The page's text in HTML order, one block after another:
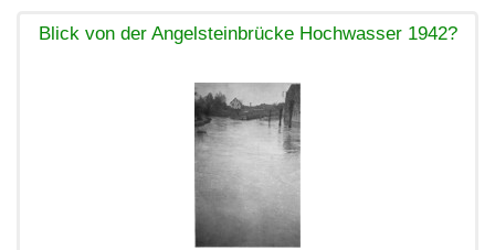
Blick von der Angelsteinbrücke Hochwasser 1942?